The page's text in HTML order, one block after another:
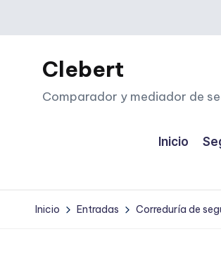
Saltar
contenidoClebert
Comparador y mediador de
Inicio
Inicio Entradas Correduría de